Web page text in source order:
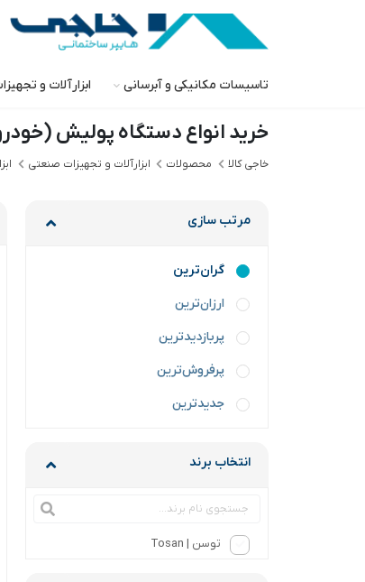
تاسیسات مکانیکی و آبرسانی ابزارآلات و
خرید انواع دستگاه پولیش
خاجی‌ کالا محصولات ابزارآلات و تجهیزات صنعتی
مرتب سازی
گران‌ترین
ارزان‌ترین
پربازدیدترین
پرفروش‌ترین
جدیدترین
انتخاب برند
توسن | Tosan